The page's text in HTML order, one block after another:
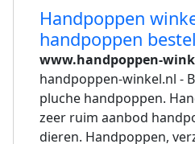
Handpoppen
handpoppen
www.handpoppen-
handpoppen-winkel.nl -
pluche handpoppen.
zeer ruim aanbod
dieren. Handpoppen,